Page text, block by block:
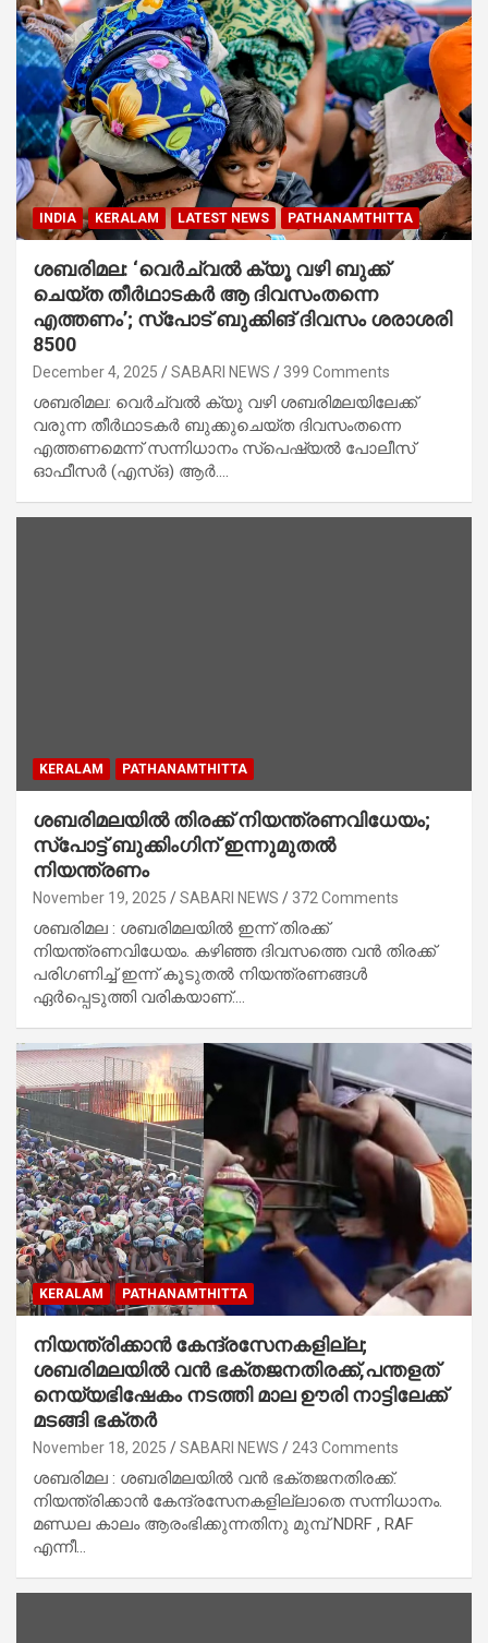
INDIA KERALAM LATEST NEWS PATHANAMTHITTA
ശബരിമല: ‘വെർച്വൽ ക്യൂ വഴി ബുക്ക്
ചെയ്ത തീർഥാടകർ ആ ദിവസംതന്നെ
എത്തണം’; സ്‌പോട് ബുക്കിങ് ദിവസം ശരാശരി
8500
December 4, 2025 SABARI NEWS 399 Comments
ശബരിമല: വെർച്വൽ ക്യു വഴി ശബരിമലയിലേക്ക്
വരുന്ന തീർഥാടകർ ബുക്കുചെയ്ത ദിവസംതന്നെ
എത്തണമെന്ന് സന്നിധാനം സ്‌പെഷ്യൽ പോലീസ്
ഓഫീസർ (എസ്ഒ) ആർ.…
KERALAM PATHANAMTHITTA
ശബരിമലയില്‍ തിരക്ക് നിയന്ത്രണവിധേയം;
സ്‌പോട്ട് ബുക്കിംഗിന് ഇന്നുമുതല്‍
നിയന്ത്രണം
November 19, 2025 SABARI NEWS 372 Comments
ശബരിമല : ശബരിമലയില്‍ ഇന്ന് തിരക്ക്
നിയന്ത്രണവിധേയം. കഴിഞ്ഞ ദിവസത്തെ വന്‍ തിരക്ക്
പരിഗണിച്ച് ഇന്ന് കൂടുതല്‍ നിയന്ത്രണങ്ങള്‍
ഏര്‍പ്പെടുത്തി വരികയാണ്.…
KERALAM PATHANAMTHITTA
നിയന്ത്രിക്കാൻ കേന്ദ്രസേനകളില്ല;
ശബരിമലയിൽ വൻ ഭക്തജനതിരക്ക്,പന്തളത്
നെയ്യഭിഷേകം നടത്തി മാല ഊരി നാട്ടിലേക്ക്
മടങ്ങി ഭക്തർ
November 18, 2025 SABARI NEWS 243 Comments
ശബരിമല : ശബരിമലയിൽ വൻ ഭക്തജനതിരക്ക്.
നിയന്ത്രിക്കാൻ കേന്ദ്രസേനകളില്ലാതെ സന്നിധാനം.
മണ്ഡല കാലം ആരംഭിക്കുന്നതിനു മുമ്പ് NDRF , RAF
എന്നീ…